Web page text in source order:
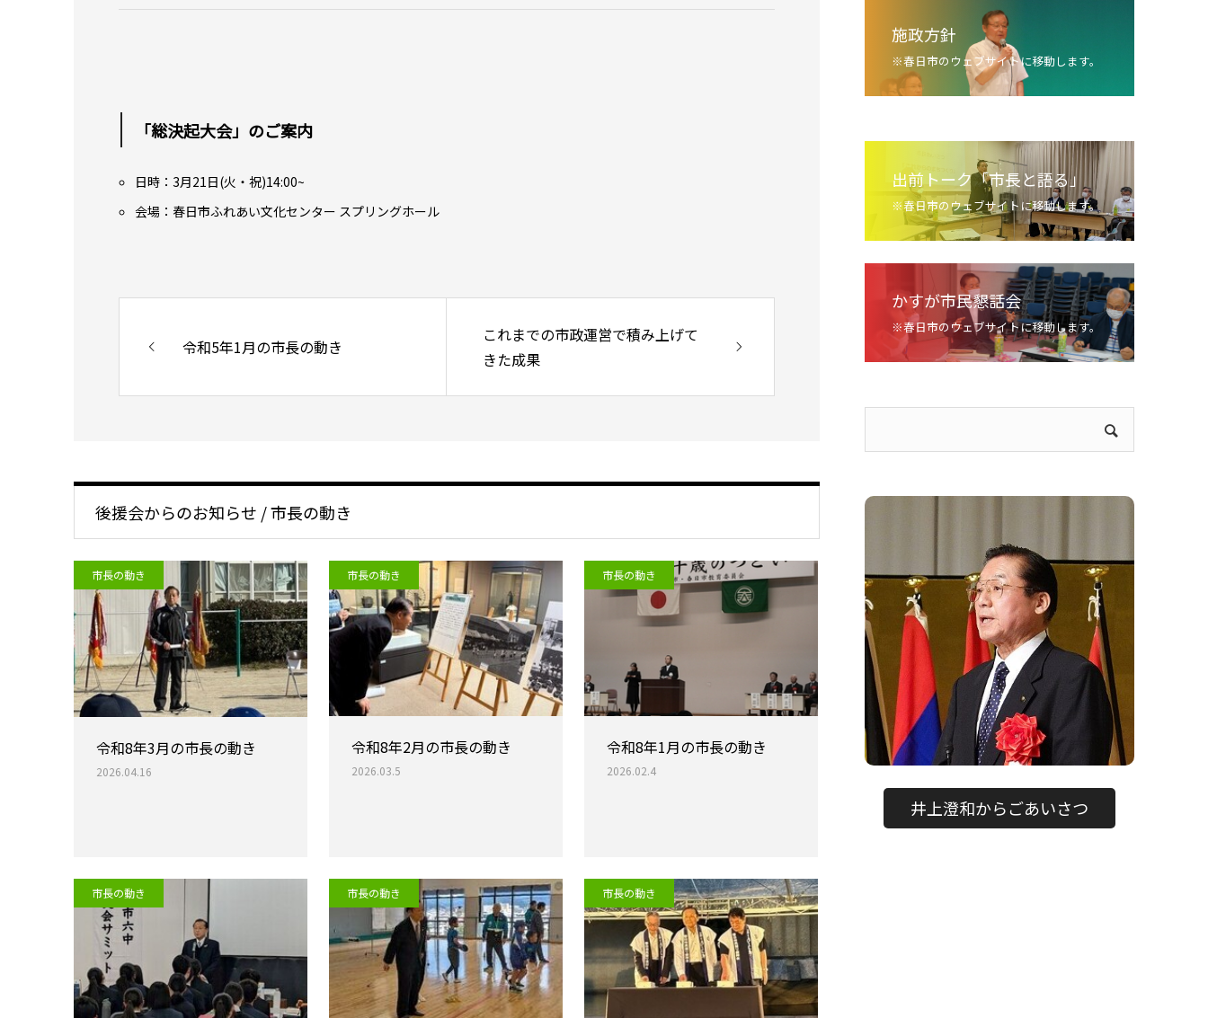
「総決起大会」のご案内
日時：3月21日(火・祝)14:00~
会場：春日市ふれあい文化センター スプリングホール
令和5年1月の市長の動き
これまでの市政運営で積み上げて
きた成果
後援会からのお知らせ / 市長の動き
市長の動き
令和8年3月の市長の動き
2026.04.16
市長の動き
令和8年2月の市長の動き
2026.03.5
市長の動き
令和8年1月の市長の動き
2026.02.4
市長の動き 市長の動き 市長の動き
施政方針
※春日市のウェブサイトに移動します。
出前トーク「市長と語る」
※春日市のウェブサイトに移動します。
かすが市民懇話会
※春日市のウェブサイトに移動します。
井上澄和からごあいさつ